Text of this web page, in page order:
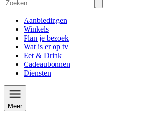
Aanbiedingen
Winkels
Plan je bezoek
Wat is er op tv
Eet & Drink
Cadeaubonnen
Diensten
Meer